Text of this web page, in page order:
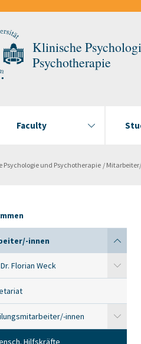
Klinische
Psychotherapie
Faculty
Psychologie und Psychotherapie
innen
Florian Weck
innen
Hilfskräfte